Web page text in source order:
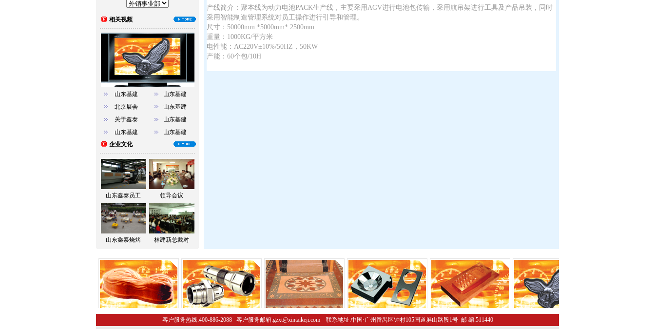
相关视频
山东基建
北京展会
关于鑫泰
山东基建
山东基建
山东基建
山东基建
山东基建
企业文化
山东鑫泰员工 领导会议
山东鑫泰烧烤 林建新总裁对
产线简介：聚本线为动力电池PACK生产线，主要采用AGV进行电池包传输，采用航吊架进行工具及产品吊装，同时
采用智能制造管理系统对员工操作进行引导和管理。
尺寸：50000mm *5000mm* 2500mm
重量：1000KG/平方米
电性能：AC220V±10%/50HZ，50KW
产能：60个包/10H
客户服务热线:400-886-2088 客户服务邮箱:gzxt@xintaikeji.com 联系地址:中国·广州番禺区钟村105国道屏山路段1号 邮 编:511440